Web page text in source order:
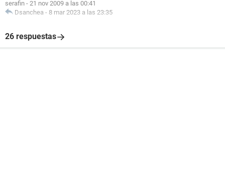
serafin - 21 nov 2009 a las 00:41
Dsanchea - 8 mar 2023 a las 23:35
26 respuestas